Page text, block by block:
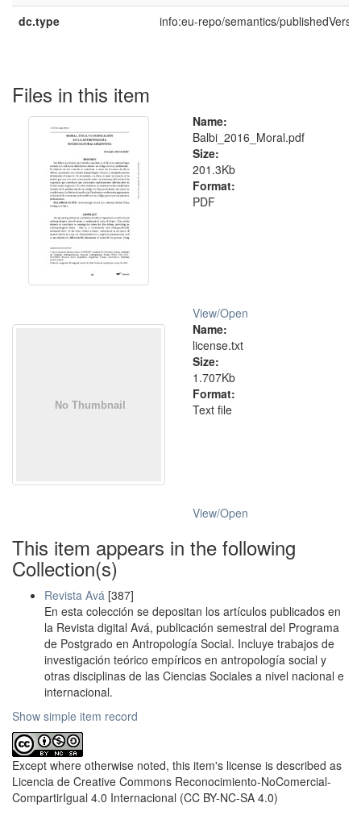
dc.type
info:eu-repo/semantics/
Files in this item
Name:
Balbi_2016_Moral.pdf
Size:
201.3Kb
Format:
PDF
View/Open
Name:
license.txt
Size:
1.707Kb
Format:
Text file
View/Open
This item appears in the following
Collection(s)
Revista Avá [387]
En esta colección se depositan los artículos publicados en
la Revista digital Avá, publicación semestral del Programa
de Postgrado en Antropología Social. Incluye trabajos de
investigación teórico empíricos en antropología social y
otras disciplinas de las Ciencias Sociales a nivel nacional e
internacional.
Show simple item record
Except where otherwise noted, this item's license is described as
Licencia de Creative Commons Reconocimiento-NoComercial-
CompartirIgual 4.0 Internacional (CC BY-NC-SA 4.0)